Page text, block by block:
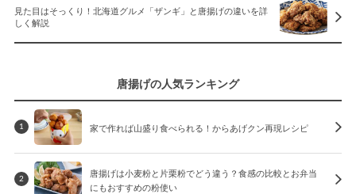
見た目はそっくり！北海道グルメ「ザンギ」と唐揚げの違いを詳
しく解説
唐揚げの人気ランキング
1 家で作れば山盛り食べられる！からあげクン再現レシピ
2
唐揚げは小麦粉と片栗粉でどう違う？食感の比較とお弁当
にもおすすめの粉使い